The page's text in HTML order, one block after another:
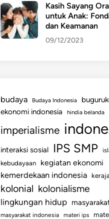
Kasih Sayang
untuk Anak:
dan Keamanan
09/12/2023
budaya Budaya Indonesia
ekonomi indonesia
hindia belanda
imperialisme
interaksi sosial IPS SMP
kebudayaan
kegiatan ekonomi
kemerdekaan indonesia
kolonial kolonialisme
lingkungan hidup
masyarakat indonesia materi ips